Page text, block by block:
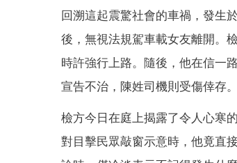
回溯這起震驚社會的車禍，發生
後，無視法規駕車載女友離開。
時許強行上路。隨後，他在信一
宣告不治，陳姓司機則受傷倖存。
檢方今日在庭上揭露了令人心寒
對目擊民眾敲窗示意時，他竟直